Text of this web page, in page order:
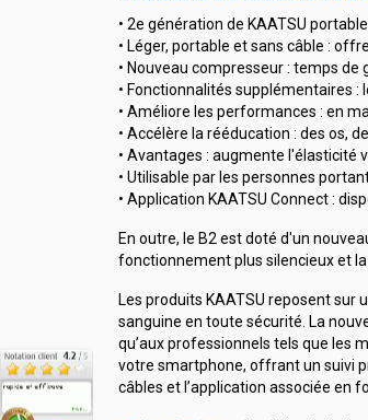
• 2e génération de KAATSU
• Léger, portable et sans câble :
• Nouveau compresseur : temps
• Fonctionnalités supplémentaires
• Améliore les performances : en
• Accélère la rééducation : des os,
• Avantages : augmente l'élasticité
• Utilisable par les personnes
• Application KAATSU Connect :
En outre, le B2 est doté d'un
fonctionnement plus silencieux et
Les produits KAATSU reposent
sanguine en toute sécurité. La
qu’aux professionnels tels que les
votre smartphone, offrant un suivi
câbles et l’application associée en